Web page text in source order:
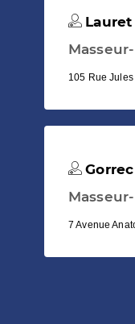
Lauret
105 Rue
7 Avenue